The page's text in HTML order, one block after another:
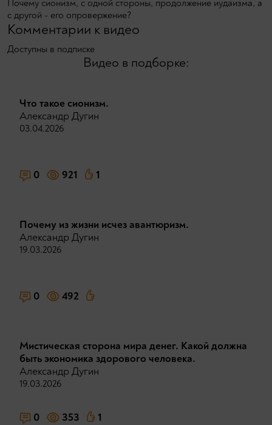
Почему сионизм, с одной стороны, продолжение иудаизма, а
с другой - его опровержение?
Комментарии к видео
Доступны в подписке
Видео в подборке:
Что такое сионизм.
Александр Дугин
03.04.2026
0 921 1
Почему из жизни исчез авантюризм.
Александр Дугин
19.03.2026
0 492
Мистическая сторона мира денег. Какой должна
быть экономика здорового человека.
Александр Дугин
19.03.2026
0 353 1